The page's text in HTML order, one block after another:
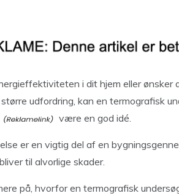
i dit hjem eller ønsker
udfordring, kan en termografisk
være en god idé.
er en vigtig del af en
til alvorlige skader.
på, hvorfor en termografisk